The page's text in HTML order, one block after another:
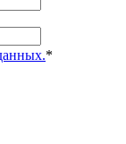
*